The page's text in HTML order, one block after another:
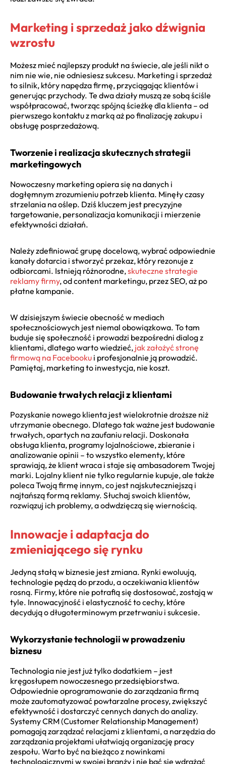
Marketing i sprzedaż jako dźwignia
wzrostu
Możesz mieć najlepszy produkt na świecie, ale jeśli nikt o
nim nie wie, nie odniesiesz sukcesu. Marketing i sprzedaż
to silnik, który napędza firmę, przyciągając klientów i
generując przychody. Te dwa działy muszą ze sobą ściśle
współpracować, tworząc spójną ścieżkę dla klienta – od
pierwszego kontaktu z marką aż po finalizację zakupu i
obsługę posprzedażową.
Tworzenie i realizacja skutecznych strategii
marketingowych
Nowoczesny marketing opiera się na danych i
dogłęmnym zrozumieniu potrzeb klienta. Minęły czasy
strzelania na oślep. Dziś kluczem jest precyzyjne
targetowanie, personalizacja komunikacji i mierzenie
efektywności działań.
Należy zdefiniować grupę docelową, wybrać odpowiednie
kanały dotarcia i stworzyć przekaz, który rezonuje z
odbiorcami. Istnieją różnorodne,skuteczne strategie
reklamy firmy, od content marketingu, przez SEO, aż po
płatne kampanie.
W dzisiejszym świecie obecność w mediach
społecznościowych jest niemal obowiązkowa. To tam
buduje się społeczność i prowadzi bezpośredni dialog z
klientami, dlatego warto wiedzieć, jak założyć stronę
firmową na Facebooku i profesjonalnie ją prowadzić.
Pamiętaj, marketing to inwestycja, nie koszt.
Budowanie trwałych relacji z klientami
Pozyskanie nowego klienta jest wielokrotnie droższe niż
utrzymanie obecnego. Dlatego tak ważne jest budowanie
trwałych, opartych na zaufaniu relacji. Doskonała
obsługa klienta, programy lojalnościowe, zbieranie i
analizowanie opinii – to wszystko elementy, które
sprawiają, że klient wraca i staje się ambasadorem Twojej
marki. Lojalny klient nie tylko regularnie kupuje, ale także
poleca Twoją firmę innym, co jest najskuteczniejszą i
najtańszą formą reklamy. Słuchaj swoich klientów,
rozwiązuj ich problemy, a odwdzięczą się wiernością.
Innowacje i adaptacja do
zmieniającego się rynku
Jedyną stałą w biznesie jest zmiana. Rynki ewoluują,
technologie pędzą do przodu, a oczekiwania klientów
rosną. Firmy, które nie potrafią się dostosować, zostają w
tyle. Innowacyjność i elastyczność to cechy, które
decydują o długoterminowym przetrwaniu i sukcesie.
Wykorzystanie technologii w prowadzeniu
biznesu
Technologia nie jest już tylko dodatkiem – jest
kręgosłupem nowoczesnego przedsiębiorstwa.
Odpowiednie oprogramowanie do zarządzania firmą
może zautomatyzować powtarzalne procesy, zwiększyć
efektywność i dostarczyć cennych danych do analizy.
Systemy CRM (Customer Relationship Management)
pomagają zarządzać relacjami z klientami, a narzędzia do
zarządzania projektami ułatwiają organizację pracy
zespołu. Warto być na bieżąco z nowinkami
technologicznymi w swojej branży i nie bać się wdrażać